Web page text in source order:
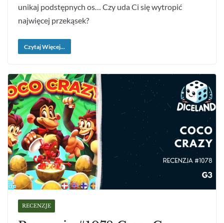
unikaj podstępnych os… Czy uda Ci się wytropić
najwięcej przekąsek?
Czytaj Więcej...
RECENZJE